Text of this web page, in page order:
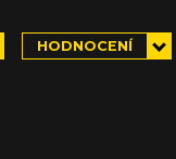
HODNOCENÍ